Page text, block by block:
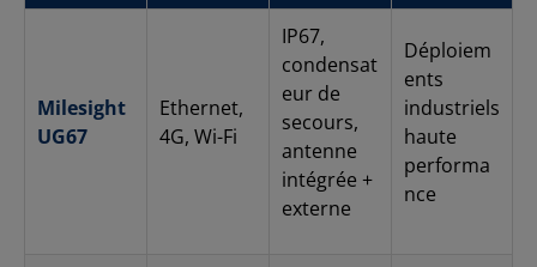
Milesight
UG67
Ethernet,
4G, Wi-Fi
IP67,
condensat
eur de
secours,
antenne
intégrée +
externe
Déploiem
ents
industriels
haute
performa
nce